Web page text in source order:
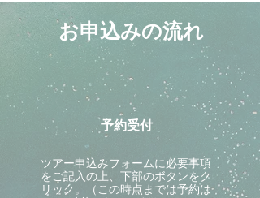
お申込みの流れ
予約受付
ツアー申込みフォームに必要事項
をご記入の上、下部のボタンをク
リック。（この時点までは予約は